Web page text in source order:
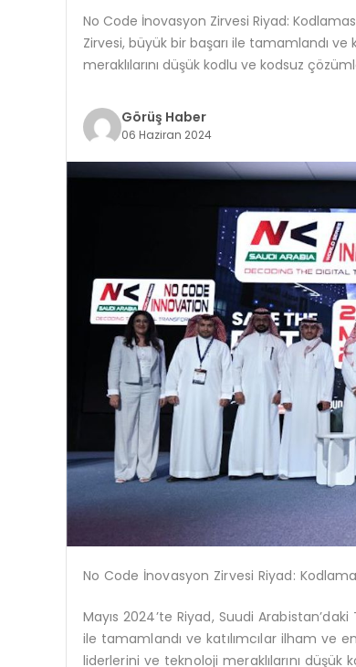
No Code İnovasyon Zirvesi Riyad:
Zirvesi, büyük bir başarı ile tamamlandı
meraklılarını düşük kodlu ve kodsuz
Görüş Haber
06 Haziran 2024
No Code İnovasyon Zirvesi Riyad:
Mayıs 2024’te Riyad, Suudi
ile tamamlandı ve katılımcılar ilham ve
liderlerini ve teknoloji meraklılarını